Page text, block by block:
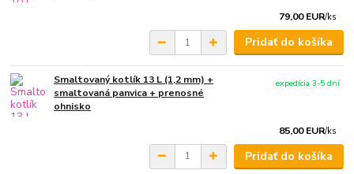
79,00 EUR/ks
Pridať do košíka
Smaltovaný kotlík 13 L (1,2 mm) +
smaltovaná panvica + prenosné
ohnisko
85,00 EUR/ks
expedícia 3-5 dní
Pridať do košíka